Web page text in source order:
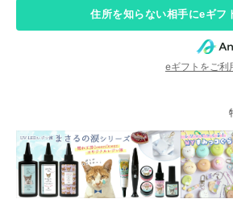
住所を知らない相手にeギフ
eギフトをご利